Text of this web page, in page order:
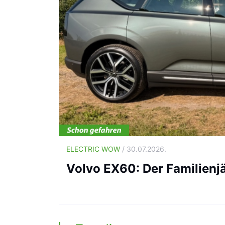
ELECTRIC WOW / 30.07.2026.
Volvo EX60: Der